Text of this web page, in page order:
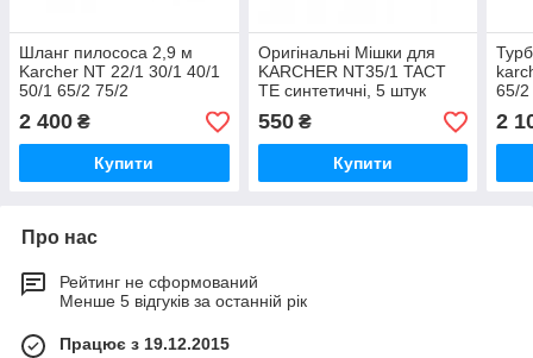
Шланг пилососа 2,9 м
Karcher NT 22/1 30/1 40/1
50/1 65/2 75/2
2 400 ₴
Купити
Оригінальні Мішки для
KARCHER NT35/1 TACT
TE синтетичні, 5 штук
550₴
Купити
65/
40/
2
Про нас
Рейтинг не сформований
Менше 5 відгуків за останній рік
Працює з 19.12.2015